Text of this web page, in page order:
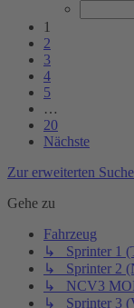
1
2
3
4
5
…
20
Nächste
Zur erweiterten Suche
Gehe zu
Fahrzeug
↳ Sprinter 1
↳ Sprinter 2
↳ NCV3
↳ Sprinter 3